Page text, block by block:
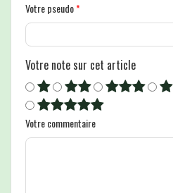
Votre pseudo*
Votre note sur cet article
Votre commentaire